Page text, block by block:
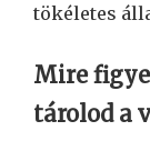
tökéletes
Mire
tárolod a